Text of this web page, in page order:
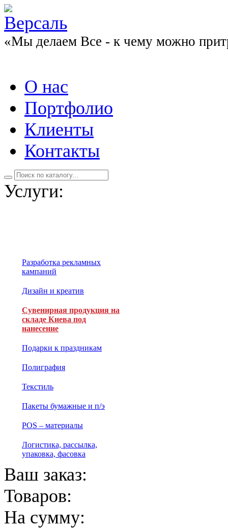
«Мы делаем Все - к чему можно
О нас
Портфолио
Клиенты
Контакты
Услуги:
Разработка рекламных
кампаний
Дизайн и креатив
Сувенирная продукция на
складе Киева под
нанесение
Подарки к праздникам
Полиграфия
Текстиль
Пакеты бумажные и п/э
POS – материалы
Логистика, рассылка,
упаковка, фасовка
Ваш заказ:
Товаров:
На сумму: